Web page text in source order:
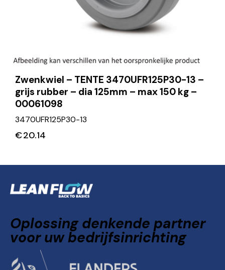
Zwenkwiel – TENTE 3470UFR125P30-13 –
grijs rubber – dia 125mm – max 150 kg –
00061098
3470UFR125P30-13
€20.14
Oplossing denkende partner
voor uw bedrijfsinrichting